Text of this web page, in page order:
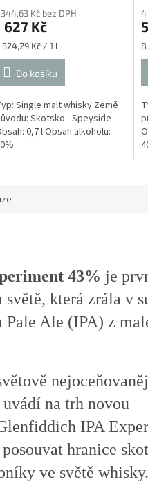
344,63 Kč bez DPH
627 Kč
324,29 Kč / 1 l
Do košíku
Single malt whisky Země
Skotsko - Speyside
0,7 l Obsah alkoholu:
4
43% je
která zrála v
Pale Ale (IPA) z
na trh novou
IPA
hranice
ve světě whisky.